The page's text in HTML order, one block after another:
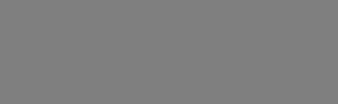
massaggio